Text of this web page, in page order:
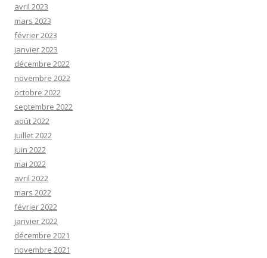
avril 2023
mars 2023
février 2023
janvier 2023
décembre 2022
novembre 2022
octobre 2022
septembre 2022
août 2022
juillet 2022
juin 2022
mai 2022
avril 2022
mars 2022
février 2022
janvier 2022
décembre 2021
novembre 2021